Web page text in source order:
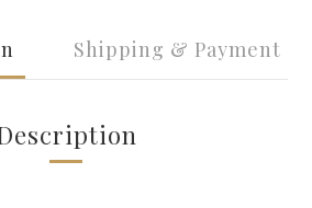
Shipping & Payment